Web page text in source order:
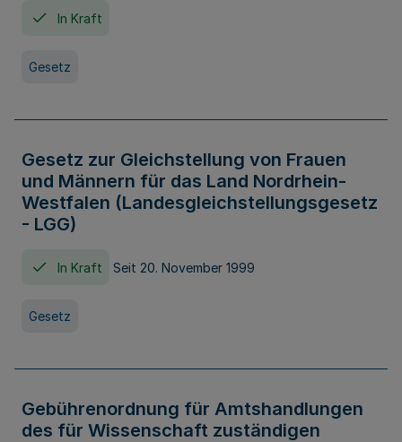
In Kraft
Gesetz
Gesetz zur Gleichstellung von Frauen
und Männern für das Land Nordrhein-
Westfalen (Landesgleichstellungsgesetz
- LGG)
In Kraft Seit 20. November 1999
Gesetz
Gebührenordnung für Amtshandlungen
des für Wissenschaft zuständigen